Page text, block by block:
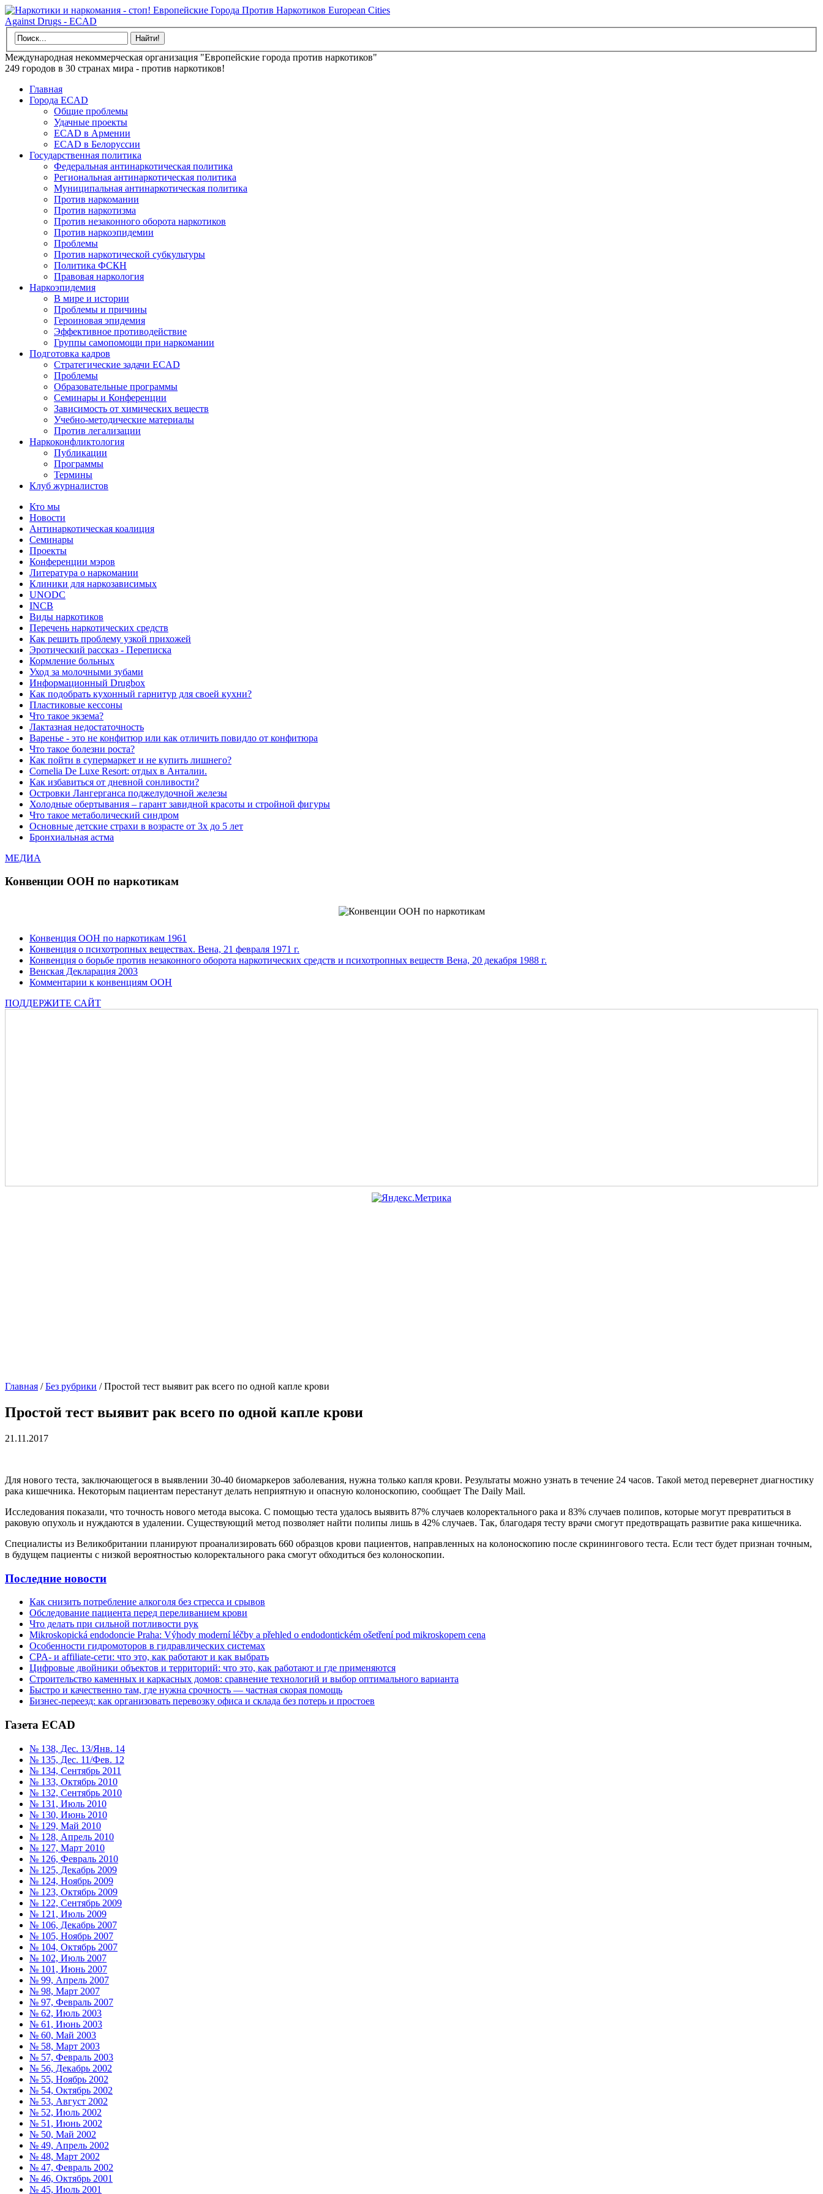
Международная некоммерческая организация "Европейские города против наркотиков"
249 городов в 30 странах мира - против наркотиков!
Главная
Города ECAD
Общие проблемы
Удачные проекты
ECAD в Армении
ECAD в Белоруссии
Государственная политика
Федеральная антинаркотическая политика
Региональная антинаркотическая политика
Муниципальная антинаркотическая политика
Против наркомании
Против наркотизма
Против незаконного оборота наркотиков
Против наркоэпидемии
Проблемы
Против наркотической субкультуры
Политика ФСКН
Правовая наркология
Наркоэпидемия
В мире и истории
Проблемы и причины
Героиновая эпидемия
Эффективное противодействие
Группы самопомощи при наркомании
Подготовка кадров
Стратегические задачи ECAD
Проблемы
Образовательные программы
Семинары и Конференции
Зависимость от химических веществ
Учебно-методические материалы
Против легализации
Наркоконфликтология
Публикации
Программы
Термины
Клуб журналистов
Кто мы
Новости
Антинаркотическая коалиция
Семинары
Проекты
Конференции мэров
Литература о наркомании
Клиники для наркозависимых
UNODC
INCB
Виды наркотиков
Перечень наркотических средств
Как решить проблему узкой прихожей
Эротический рассказ - Переписка
Кормление больных
Уход за молочными зубами
Информационный Drugbox
Как подобрать кухонный гарнитур для своей кухни?
Пластиковые кессоны
Что такое экзема?
Лактазная недостаточность
Варенье - это не конфитюр или как отличить повидло от конфитюра
Что такое болезни роста?
Как пойти в супермаркет и не купить лишнего?
Сornelia De Luxe Resort: отдых в Анталии.
Как избавиться от дневной сонливости?
Островки Лангерганса поджелудочной железы
Холодные обертывания – гарант завидной красоты и стройной фигуры
Что такое метаболический синдром
Основные детские страхи в возрасте от 3х до 5 лет
Бронхиальная астма
МЕДИА
Конвенции ООН по наркотикам
Конвенция ООН по наркотикам 1961
Конвенция о психотропных веществах. Вена, 21 февраля 1971 г.
Конвенция о борьбе против незаконного оборота наркотических средств и психотропных веществ Вена, 20 декабря 1988 г.
Венская Декларация 2003
Комментарии к конвенциям ООН
ПОДДЕРЖИТЕ САЙТ
Главная /Без рубрики /Простой тест выявит рак всего по одной капле крови
Простой тест выявит рак всего по одной капле крови
21.11.2017
Для нового теста, заключающегося в выявлении 30-40 биомаркеров заболевания, нужна только капля крови. Результаты можно узнать в течение 24 часов. Такой метод перевернет диагностику
рака кишечника. Некоторым пациентам перестанут делать неприятную и опасную колоноскопию, сообщает The Daily Mail.
Исследования показали, что точность нового метода высока. С помощью теста удалось выявить 87% случаев колоректального рака и 83% случаев полипов, которые могут превратиться в
раковую опухоль и нуждаются в удалении. Существующий метод позволяет найти полипы лишь в 42% случаев. Так, благодаря тесту врачи смогут предотвращать развитие рака кишечника.
Специалисты из Великобритании планируют проанализировать 660 образцов крови пациентов, направленных на колоноскопию после скринингового теста. Если тест будет признан точным,
в будущем пациенты с низкой вероятностью колоректального рака смогут обходиться без колоноскопии.
Последние новости
Как снизить потребление алкоголя без стресса и срывов
Обследование пациента перед переливанием крови
Что делать при сильной потливости рук
Mikroskopická endodoncie Praha: Výhody moderní léčby a přehled o endodontickém ošetření pod mikroskopem cena
Особенности гидромоторов в гидравлических системах
CPA- и affiliate-сети: что это, как работают и как выбрать
Цифровые двойники объектов и территорий: что это, как работают и где применяются
Строительство каменных и каркасных домов: сравнение технологий и выбор оптимального варианта
Быстро и качественно там, где нужна срочность — частная скорая помощь
Бизнес-переезд: как организовать перевозку офиса и склада без потерь и простоев
Газета ECAD
№ 138, Дес. 13/Янв. 14
№ 135, Дес. 11/Фев. 12
№ 134, Сентябрь 2011
№ 133, Октябрь 2010
№ 132, Сентябрь 2010
№ 131, Июль 2010
№ 130, Июнь 2010
№ 129, Май 2010
№ 128, Апрель 2010
№ 127, Март 2010
№ 126, Февраль 2010
№ 125, Декабрь 2009
№ 124, Ноябрь 2009
№ 123, Октябрь 2009
№ 122, Сентябрь 2009
№ 121, Июль 2009
№ 106, Декабрь 2007
№ 105, Ноябрь 2007
№ 104, Октябрь 2007
№ 102, Июль 2007
№ 101, Июнь 2007
№ 99, Апрель 2007
№ 98, Март 2007
№ 97, Февраль 2007
№ 62, Июль 2003
№ 61, Июнь 2003
№ 60, Май 2003
№ 58, Март 2003
№ 57, Февраль 2003
№ 56, Декабрь 2002
№ 55, Ноябрь 2002
№ 54, Октябрь 2002
№ 53, Август 2002
№ 52, Июль 2002
№ 51, Июнь 2002
№ 50, Май 2002
№ 49, Апрель 2002
№ 48, Март 2002
№ 47, Февраль 2002
№ 46, Октябрь 2001
№ 45, Июль 2001